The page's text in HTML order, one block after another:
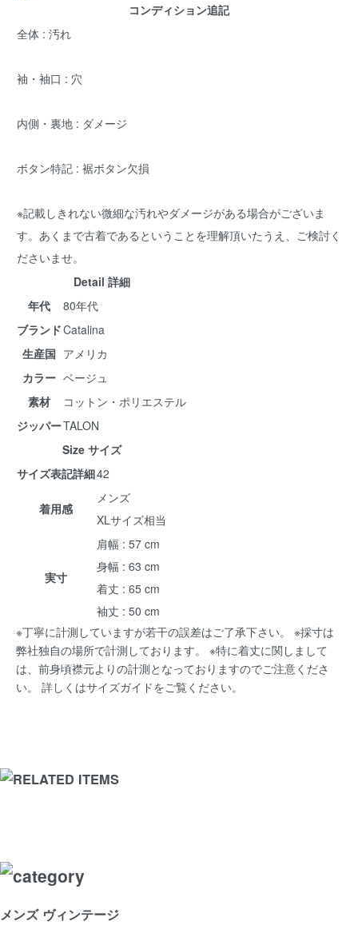
コンディション追記
全体 : 汚れ
袖・袖口 : 穴
内側・裏地 : ダメージ
ボタン特記 : 裾ボタン欠損
※記載しきれない微細な汚れやダメージがある場合がございま
す。あくまで古着であるということを理解頂いたうえ、ご検討く
ださいませ。
Detail 詳細
年代
80年代
ブランドCatalina
生産国 アメリカ
カラー ベージュ
素材
コットン・ポリエステル
ジッパーTALON
Size サイズ
サイズ表記詳細42
着用感
メンズ
XLサイズ相当
実寸
肩幅 : 57 cm
身幅 : 63 cm
着丈 : 65 cm
袖丈 : 50 cm
※丁寧に計測していますが若干の誤差はご了承下さい。 ※採寸は
弊社独自の場所で計測しております。 ※特に着丈に関しまして
は、前身頃襟元よりの計測となっておりますのでご注意くださ
い。 詳しくはサイズガイドをご覧ください。
メンズ ヴィンテージ